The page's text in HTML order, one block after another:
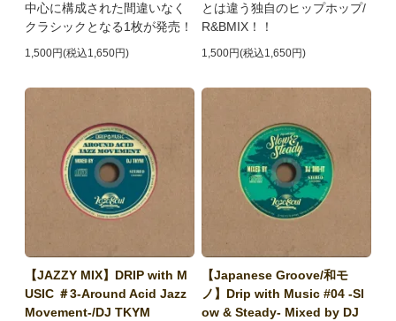
中心に構成された間違いなく
クラシックとなる1枚が発売！
1,500円(税込1,650円)
とは違う独自のヒップホップ/
R&BMIX！！
1,500円(税込1,650円)
【JAZZY MIX】DRIP with M
USIC ＃3-Around Acid Jazz
Movement-/DJ TKYM
【Japanese Groove/和モ
ノ】Drip with Music #04 -Sl
ow & Steady- Mixed by DJ